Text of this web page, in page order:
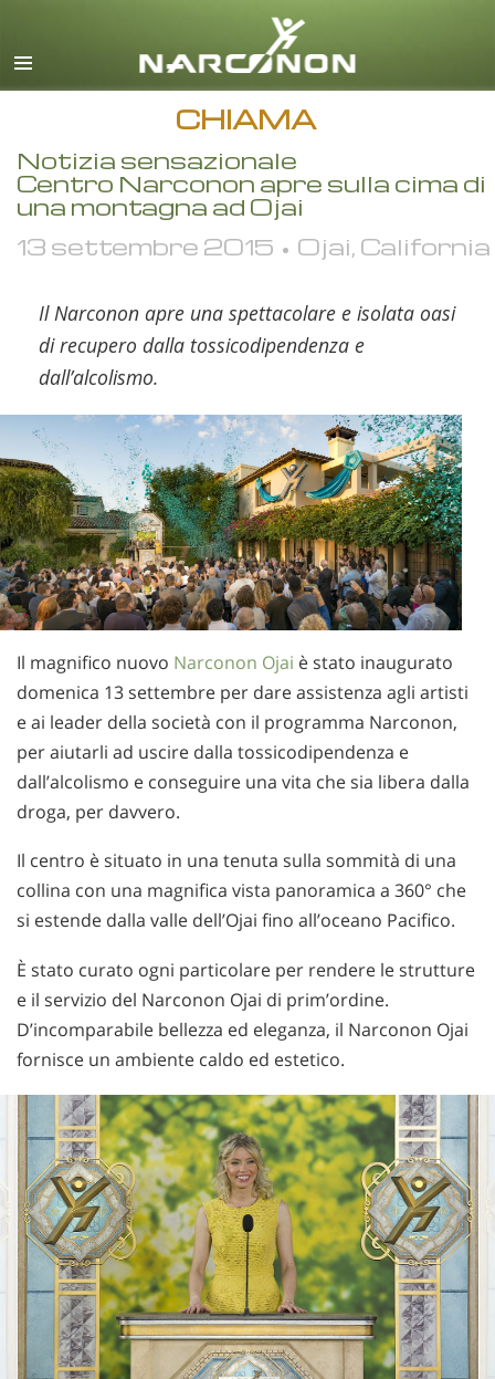
danese
spagnolo
ungherese
italiano
macedone
olandese
norvegese
portoghese
russo
svedese
cinese
arabo
nepalese
ucraino
turco
CHIAMA
Notizia sensazionale
Centro Narconon apre sulla cima di
una montagna ad Ojai
13 settembre 2015 • Ojai, California
Il Narconon apre una spettacolare e isolata oasi
di recupero dalla tossicodipendenza e
dall’alcolismo.
Il magnifico nuovo Narconon Ojai è stato inaugurato
domenica 13 settembre per dare assistenza agli artisti
e ai leader della società con il programma Narconon,
per aiutarli ad uscire dalla tossicodipendenza e
dall’alcolismo e conseguire una vita che sia libera dalla
droga, per davvero.
Il centro è situato in una tenuta sulla sommità di una
collina con una magnifica vista panoramica a 360° che
si estende dalla valle dell’Ojai fino all’oceano Pacifico.
È stato curato ogni particolare per rendere le strutture
e il servizio del Narconon Ojai di prim’ordine.
D’incomparabile bellezza ed eleganza, il Narconon Ojai
fornisce un ambiente caldo ed estetico.